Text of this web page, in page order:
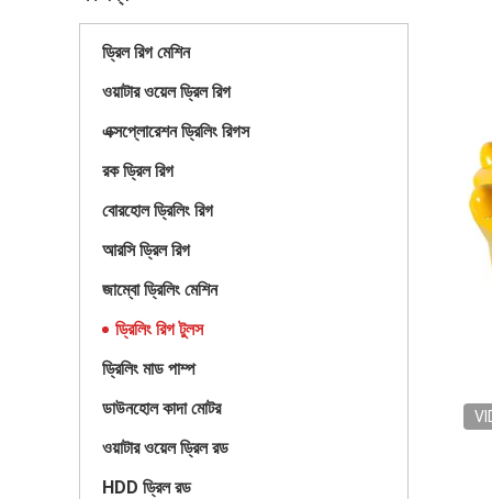
ড্রিল রিগ মেশিন
ওয়াটার ওয়েল ড্রিল রিগ
এক্সপ্লোরেশন ড্রিলিং রিগস
রক ড্রিল রিগ
বোরহোল ড্রিলিং রিগ
আরসি ড্রিল রিগ
জাম্বো ড্রিলিং মেশিন
ড্রিলিং রিগ টুলস
ড্রিলিং মাড পাম্প
ডাউনহোল কাদা মোটর
ওয়াটার ওয়েল ড্রিল রড
HDD ড্রিল রড